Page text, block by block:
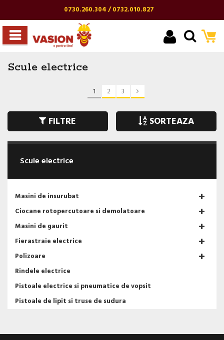
0730.260.304 / 0732.010.827
Scule electrice
1 2 3
FILTRE SORTEAZA
Scule electrice
Masini de insurubat
Ciocane rotopercutoare si demolatoare
Masini de gaurit
Fierastraie electrice
Polizoare
Rindele electrice
Pistoale electrice si pneumatice de vopsit
Pistoale de lipit si truse de sudura